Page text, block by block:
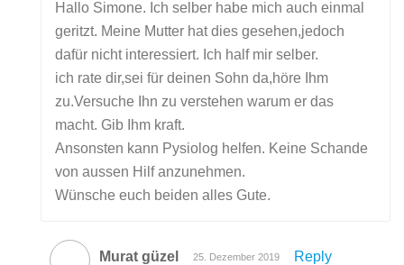
Hallo Simone. Ich selber habe mich auch einmal
geritzt. Meine Mutter hat dies gesehen,jedoch
dafür nicht interessiert. Ich half mir selber.
ich rate dir,sei für deinen Sohn da,höre Ihm
zu.Versuche Ihn zu verstehen warum er das
macht. Gib Ihm kraft.
Ansonsten kann Pysiolog helfen. Keine Schande
von aussen Hilf anzunehmen.
Wünsche euch beiden alles Gute.
Murat güzel 25. Dezember 2019 Reply